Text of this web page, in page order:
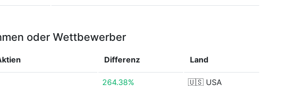
oder Wettbewerber
Differenz Land
264.38% 🇺🇸 USA